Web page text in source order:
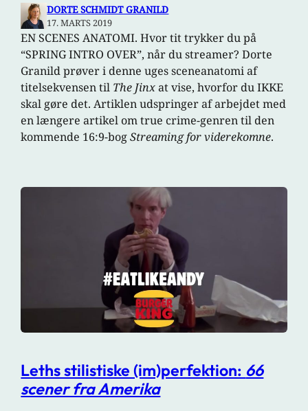
DORTE SCHMIDT GRANILD
17. MARTS 2019
EN SCENES ANATOMI. Hvor tit trykker du på
“SPRING INTRO OVER”, når du streamer? Dorte
Granild prøver i denne uges sceneanatomi af
titelsekvensen til The Jinxat vise, hvorfor du IKKE
skal gøre det. Artiklen udspringer af arbejdet med
en længere artikel om true crime-genren til den
kommende 16:9-bogStreaming for viderekomne.
Leths stilistiske (im)perfektion: 66
scener fra Amerika